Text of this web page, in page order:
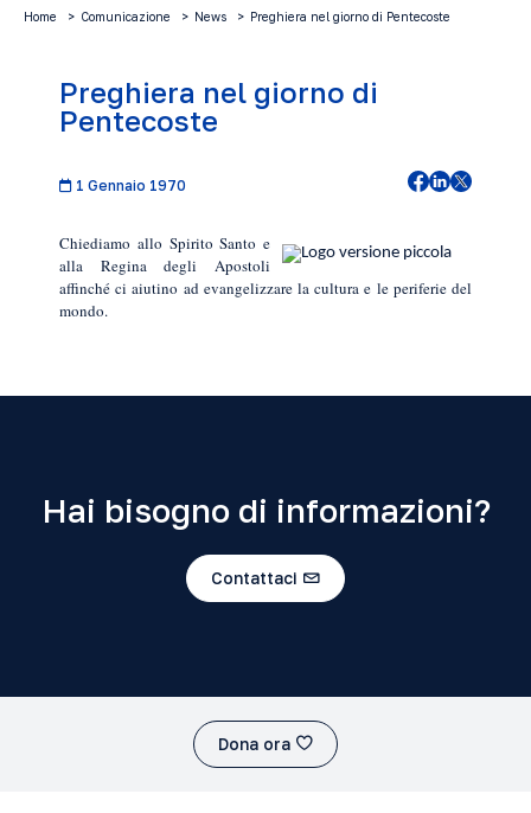
Home Comunicazione News Preghiera nel giorno di Pentecoste
Preghiera nel giorno di
Pentecoste
1 Gennaio 1970
Chiediamo allo Spirito Santo e
alla Regina degli Apostoli
affinché ci aiutino ad evangelizzare la cultura e le periferie del
mondo.
Hai bisogno di informazioni?
Contattaci
Dona ora